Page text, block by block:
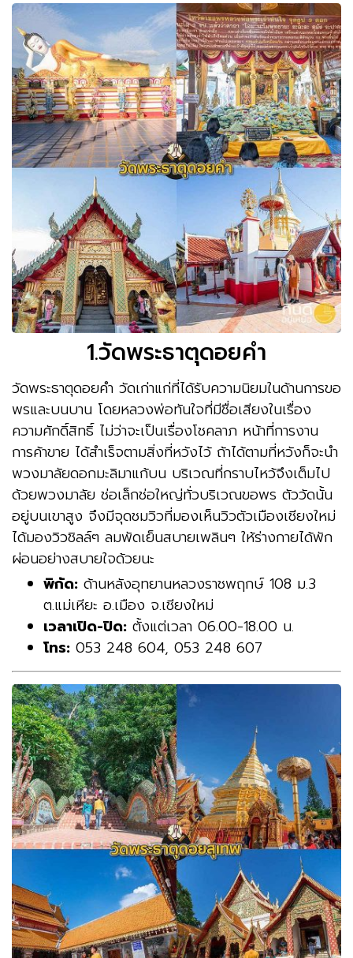
1.วัดพระธาตุดอยคำ
วัดพระธาตุดอยคำ วัดเก่าแก่ที่ได้รับความนิยมในด้านการขอ
พรและบนบาน โดยหลวงพ่อทันใจที่มีชื่อเสียงในเรื่อง
ความศักดิ์สิทธิ์ ไม่ว่าจะเป็นเรื่องโชคลาภ หน้าที่การงาน
การค้าขาย ได้สำเร็จตามสิ่งที่หวังไว้ ถ้าได้ตามที่หวังก็จะนำ
พวงมาลัยดอกมะลิมาแก้บน บริเวณที่กราบไหว้จึงเต็มไป
ด้วยพวงมาลัย ช่อเล็กช่อใหญ่ทั่วบริเวณขอพร ตัววัดนั้น
อยู่บนเขาสูง จึงมีจุดชมวิวที่มองเห็นวิวตัวเมืองเชียงใหม่
ได้มองวิวชิลล์ๆ ลมพัดเย็นสบายเพลินๆ ให้ร่างกายได้พัก
ผ่อนอย่างสบายใจด้วยนะ
พิกัด: ด้านหลังอุทยานหลวงราชพฤกษ์ 108 ม.3
ต.แม่เหียะ อ.เมือง จ.เชียงใหม่
เวลาเปิด-ปิด: ตั้งแต่เวลา 06.00-18.00 น.
โทร: 053 248 604, 053 248 607